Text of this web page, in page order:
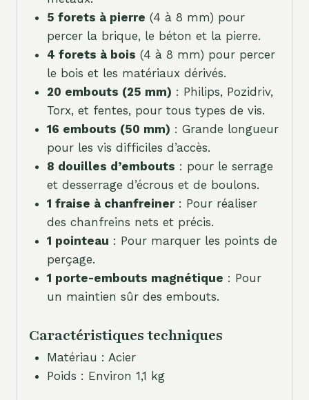
5 forets à pierre (4 à 8 mm) pour
percer la brique, le béton et la pierre.
4 forets à bois (4 à 8 mm) pour percer
le bois et les matériaux dérivés.
20 embouts (25 mm) : Philips, Pozidriv,
Torx, et fentes, pour tous types de vis.
16 embouts (50 mm) : Grande longueur
pour les vis difficiles d’accès.
8 douilles d’embouts : pour le serrage
et desserrage d’écrous et de boulons.
1 fraise à chanfreiner: Pour réaliser
des chanfreins nets et précis.
1 pointeau : Pour marquer les points de
perçage.
1 porte-embouts magnétique : Pour
un maintien sûr des embouts.
Caractéristiques techniques
Matériau : Acier
Poids : Environ 1,1 kg